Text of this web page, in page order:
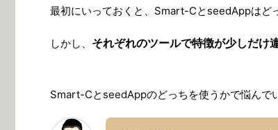
最初にいっておくと、Smart-CとseedAppはど
しかし、 それぞれのツールで特徴が少しだけ
Smart-CとseedAppのどっちを使うかで悩んで